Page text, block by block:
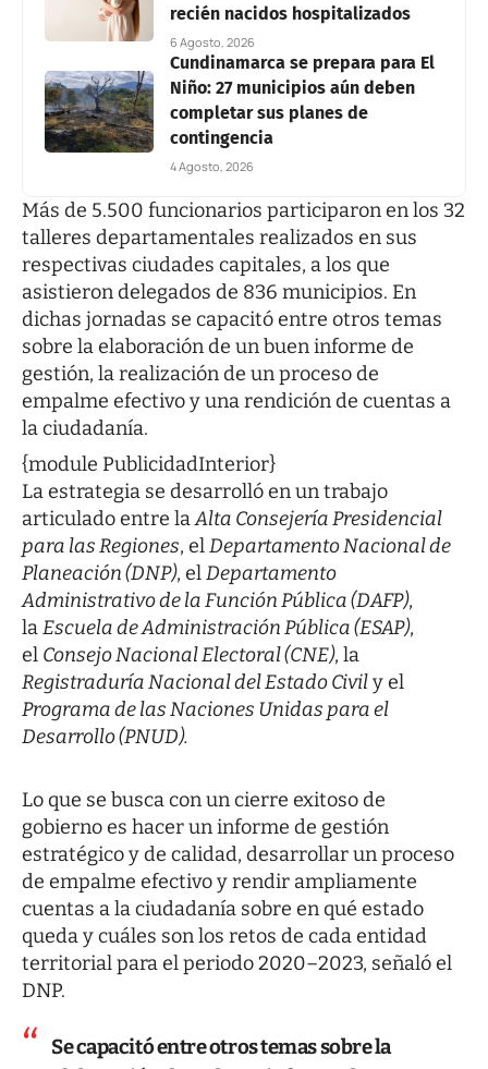
recién nacidos hospitalizados
6 Agosto, 2026
Cundinamarca se prepara para El
Niño: 27 municipios aún deben
completar sus planes de
contingencia
4 Agosto, 2026
​Más de 5.500 funcionarios participaron en los 32
talleres departamentales realizados en sus
respectivas ciudades capitales, a los que
asistieron delegados de 836 municipios. En
dichas jornadas se capacitó entre otros temas
sobre la elaboración de un buen informe de
gestión, la realización de un proceso de
empalme efectivo y una rendición de cuentas a
la ciudadanía.
{module PublicidadInterior}
La estrategia se desarrolló en un trabajo
articulado entre laAlta Consejería Presidencial
para las Regiones, elDepartamento Nacional de
Planeación (DNP), elDepartamento
Administrativo de la Función Pública (DAFP),
laEscuela de Administración Pública (ESAP),
el Consejo Nacional Electoral (CNE), la
Registraduría Nacional del Estado Civily el
Programa de las Naciones Unidas para el
Desarrollo (PNUD).
Lo que se busca con un cierre exitoso de
gobierno es hacer un informe de gestión
estratégico y de calidad, desarrollar un proceso
de empalme efectivo y rendir ampliamente
cuentas a la ciudadanía sobre en qué estado
queda y cuáles son los retos de cada entidad
territorial para el periodo 2020–2023, señaló el
DNP.
Se capacitó entre otros temas sobre la